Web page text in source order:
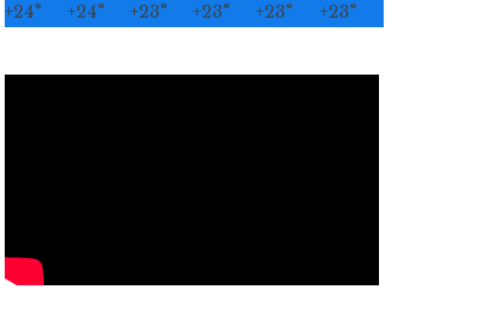
+24° +24° +23° +23° +23° +23°